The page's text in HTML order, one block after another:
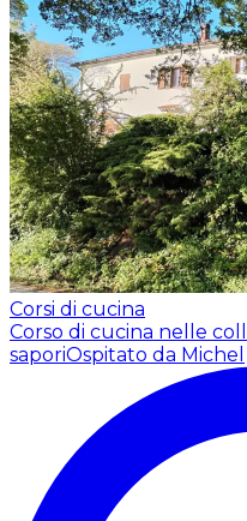
Corsi di cucina
Corso di cucina nelle
saporiOspitato da Michel